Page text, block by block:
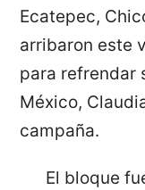
Ecatepec,
arribaron este
para refrendar
México,
campaña.
El bloque